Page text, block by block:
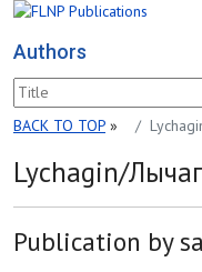
Authors
BACK TO TOP »
Lychagin/
Publication by